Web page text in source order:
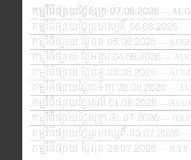
កម្មវិធីផ្សាយថ្ងៃសុក្រ 07.08.2026—
កម្មវិធីផ្សាយថ្ងៃព្រហស្បតិ៍ 06.08.2026
កម្មវិធីផ្សាយ ថ្ងៃពុធ 05.08.2026
—
កម្មវិធីផ្សាយ ថ្ងៃអង្គារ 04.08.2026
—
កម្មវិធីផ្សាយ ថ្ងៃច័ន្ទ 03.08.2026
—
កម្មវិធីផ្សាយថ្ងៃអាទិត្យ 02.08.2026
—
កម្មវិធីផ្សាយថ្ងៃសៅរ៍ 01.08.2026
—
កម្មវិធីផ្សាយថ្ងៃសុក្រ 31.07.2026
—
កម្មវិធីផ្សាយថ្ងៃព្រហស្បតិ៍ 30.07.2026
កម្មវិធីផ្សាយ ថ្ងៃពុធ 29.07.2026
—